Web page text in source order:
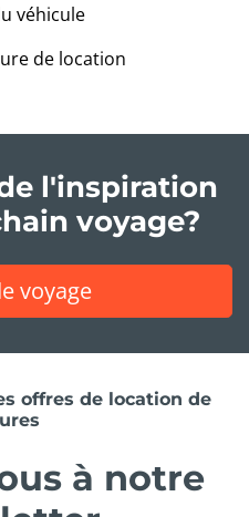
véhicule
de location
l'inspiration
voyage?
voyage
offres de location de
à notre